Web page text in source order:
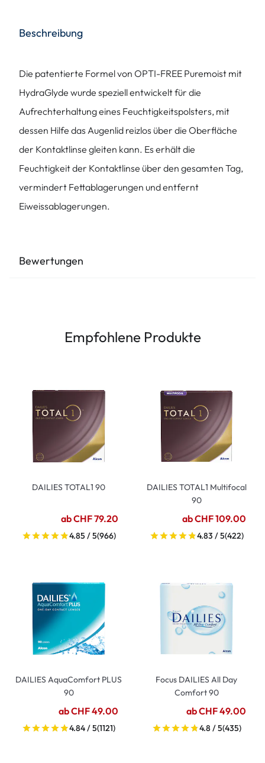
Beschreibung
Die patentierte Formel von OPTI-FREE Puremoist mit
HydraGlyde wurde speziell entwickelt für die
Aufrechterhaltung eines Feuchtigkeitspolsters, mit
dessen Hilfe das Augenlid reizlos über die Oberfläche
der Kontaktlinse gleiten kann. Es erhält die
Feuchtigkeit der Kontaktlinse über den gesamten Tag,
vermindert Fettablagerungen und entfernt
Eiweissablagerungen.
Bewertungen
Empfohlene Produkte
DAILIES TOTAL1 90
ab CHF 79.20
4.85 / 5(966)
DAILIES TOTAL1 Multifocal
90
ab CHF 109.00
4.83 / 5(422)
DAILIES AquaComfort PLUS
90
ab CHF 49.00
4.84 / 5(1121)
Focus DAILIES All Day
Comfort 90
ab CHF 49.00
4.8 / 5(435)